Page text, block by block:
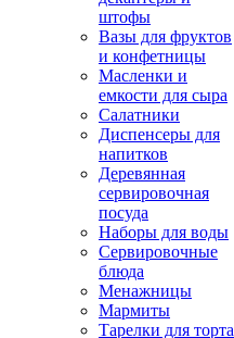
штофы
Вазы для фруктов
и конфетницы
Масленки и
емкости для сыра
Салатники
Диспенсеры для
напитков
Деревянная
сервировочная
посуда
Наборы для воды
Сервировочные
блюда
Менажницы
Мармиты
Тарелки для торта